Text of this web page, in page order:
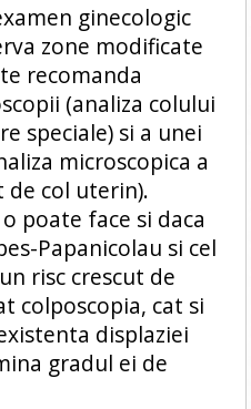
ginecologic
zone modificate
recomanda
(analiza colului
speciale) si a unei
microscopica a
col uterin).
poate face si daca
Papanicolau si cel
risc crescut de
colposcopia, cat si
displaziei
gradul ei de